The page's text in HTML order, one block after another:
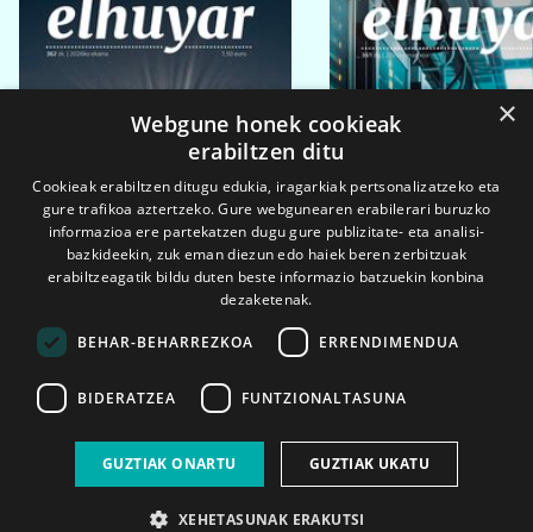
2026ko eka. 1a 2026ko mar. 1a
×
Webgune honek cookieak
erabiltzen ditu
Cookieak erabiltzen ditugu edukia, iragarkiak pertsonalizatzeko eta
gure trafikoa aztertzeko. Gure webgunearen erabilerari buruzko
informazioa ere partekatzen dugu gure publizitate- eta analisi-
bazkideekin, zuk eman diezun edo haiek beren zerbitzuak
erabiltzeagatik bildu duten beste informazio batzuekin konbina
dezaketenak.
BEHAR-BEHARREZKOA ERRENDIMENDUA
BIDERATZEA FUNTZIONALTASUNA
GUZTIAK ONARTU GUZTIAK UKATU
XEHETASUNAK ERAKUTSI